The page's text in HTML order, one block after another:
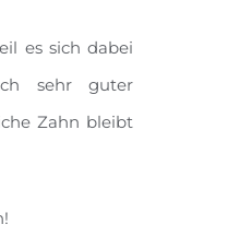
es sich dabei
sehr guter
Zahn bleibt